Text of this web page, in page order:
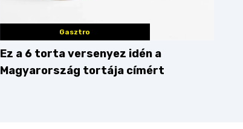
Gasztro
Ez a 6 torta versenyez idén a
Magyarország tortája címért